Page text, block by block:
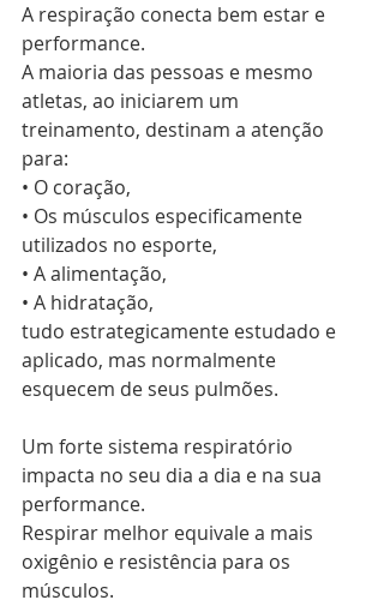
A respiração conecta bem estar e
performance.
A maioria das pessoas e mesmo
atletas, ao iniciarem um
treinamento, destinam a atenção
para:
• O coração,
• Os músculos especificamente
utilizados no esporte,
• A alimentação,
• A hidratação,
tudo estrategicamente estudado e
aplicado, mas normalmente
esquecem de seus pulmões.
Um forte sistema respiratório
impacta no seu dia a dia e na sua
performance.
Respirar melhor equivale a mais
oxigênio e resistência para os
músculos.